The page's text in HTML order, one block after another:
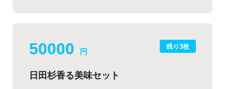
残り3枚
50000 円
日田杉香る美味セット